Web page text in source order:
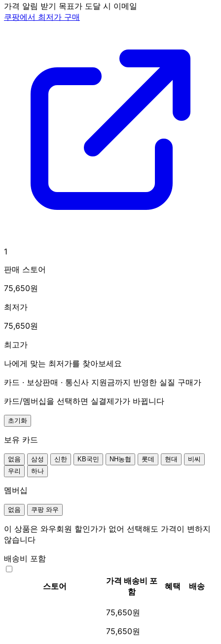
가격 알림 받기 목표가 도달 시 이메일
쿠팡에서 최저가 구매
1
판매 스토어
75,650원
최저가
75,650원
최고가
나에게 맞는 최저가를 찾아보세요
카드 · 보상판매 · 통신사 지원금까지 반영한 실질 구매가
카드/멤버십을 선택하면 실결제가가 바뀝니다
초기화
보유 카드
없음 삼성 신한 KB국민 NH농협 롯데 현대
비씨
우리
하나
멤버십
없음 쿠팡 와우
이 상품은 와우회원 할인가가 없어 선택해도 가격이 변하지
않습니다
배송비 포함
스토어
가격 배송비 포
함
혜택 배송
75,650원
75,650원